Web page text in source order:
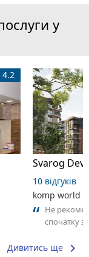
у
4.2
10 відгуків
komp world
Не
спочатку
Дивитись ще keyboard_arrow_right